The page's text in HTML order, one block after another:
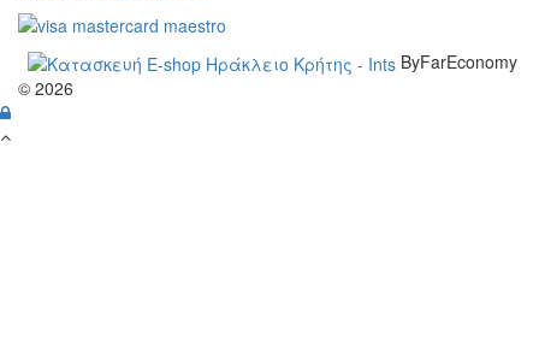
ByFarEconomy
© 2026